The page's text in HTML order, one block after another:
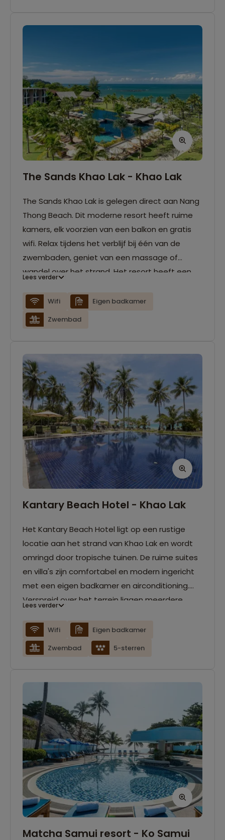
badkamer en een kajak tot je beschikking.
The Sands Khao Lak - Khao Lak
The Sands Khao Lak is gelegen direct aan Nang
Thong Beach. Dit moderne resort heeft ruime
kamers, elk voorzien van een balkon en gratis
wifi. Relax tijdens het verblijf bij één van de
zwembaden, geniet van een massage of
wandel over het strand. Het resort heeft een
kiezen uit Thaise -, westerse - en visgerechten.
Lees verder
Wifi
Eigen badkamer
Zwembad
Kantary Beach Hotel - Khao Lak
Het Kantary Beach Hotel ligt op een rustige
locatie aan het strand van Khao Lak en wordt
omringd door tropische tuinen. De ruime suites
en villa's zijn comfortabel en modern ingericht
met een eigen badkamer en airconditioning.
Verspreid over het terrein liggen meerdere
fitnessruimte en verschillende
eetgelegenheden. Dankzij de rustige ligging en
het groene karakter van het resort is dit een
gehele hotel wifi beschikbaar.
Lees verder
Wifi
Eigen badkamer
Zwembad
5-sterren
Matcha Samui resort - Ko Samui